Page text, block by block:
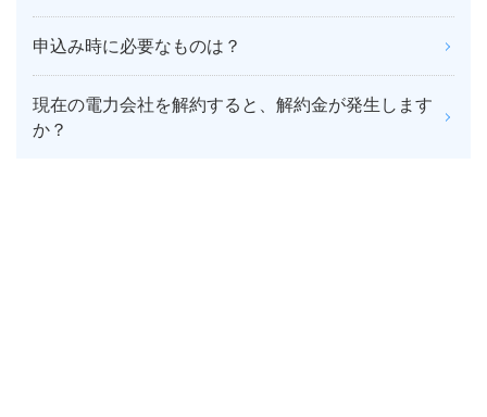
申込み時に必要なものは？
現在の電力会社を解約すると、解約金が発生します
か？